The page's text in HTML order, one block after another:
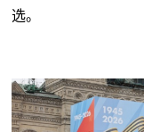
选。